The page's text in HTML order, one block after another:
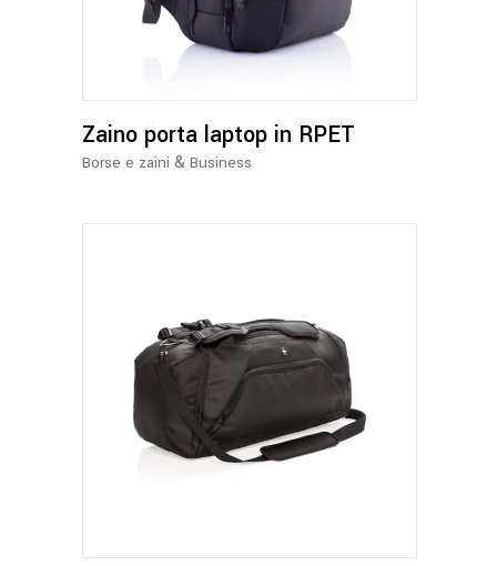
Zaino porta laptop in RPET
Borse e zaini & Business